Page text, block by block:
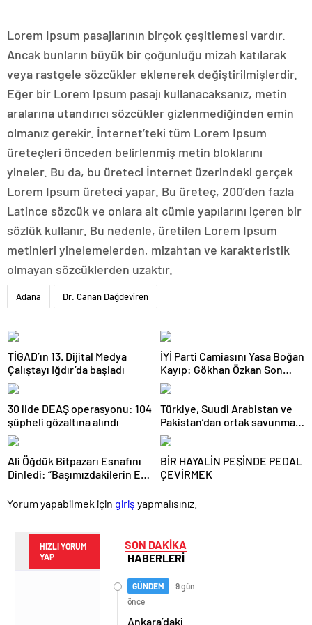
Lorem Ipsum pasajlarının birçok çeşitlemesi vardır.
Ancak bunların büyük bir çoğunluğu mizah katılarak
veya rastgele sözcükler eklenerek değiştirilmişlerdir.
Eğer bir Lorem Ipsum pasajı kullanacaksanız, metin
aralarına utandırıcı sözcükler gizlenmediğinden emin
olmanız gerekir. İnternet’teki tüm Lorem Ipsum
üreteçleri önceden belirlenmiş metin bloklarını
yineler. Bu da, bu üreteci İnternet üzerindeki gerçek
Lorem Ipsum üreteci yapar. Bu üreteç, 200’den fazla
Latince sözcük ve onlara ait cümle yapılarını içeren bir
sözlük kullanır. Bu nedenle, üretilen Lorem Ipsum
metinleri yinelemelerden, mizahtan ve karakteristik
olmayan sözcüklerden uzaktır.
Adana Dr. Canan Dağdeviren
TİGAD’ın 13. Dijital Medya
Çalıştayı Iğdır’da başladı
İYİ Parti Camiasını Yasa Boğan
Kayıp: Gökhan Özkan Son
Yolculuğuna Uğurlandı
30 ilde DEAŞ operasyonu: 104
şüpheli gözaltına alındı
Türkiye, Suudi Arabistan ve
Pakistan’dan ortak savunma
anlaşması
Ali Öğdük Bitpazarı Esnafını
Dinledi: “Başımızdakilerin Eli
BİR HAYALİN PEŞİNDE PEDAL
ÇEVİRMEK
Yorum yapabilmek için giriş yapmalısınız.
HIZLI YORUM
YAP
SON DAKİKA
HABERLERİ
GÜNDEM
9 gün
önce
Ankara’daki